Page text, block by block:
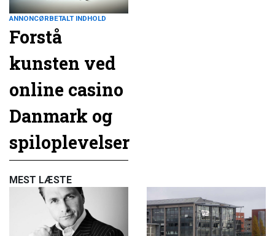
ANNONCØRBETALT INDHOLD
Forstå
kunsten ved
online casino
Danmark og
spiloplevelser
MEST LÆSTE